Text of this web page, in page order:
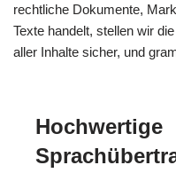
rechtliche Dokumente,
Texte handelt, stellen wir
aller Inhalte sicher, und
Hochwertige